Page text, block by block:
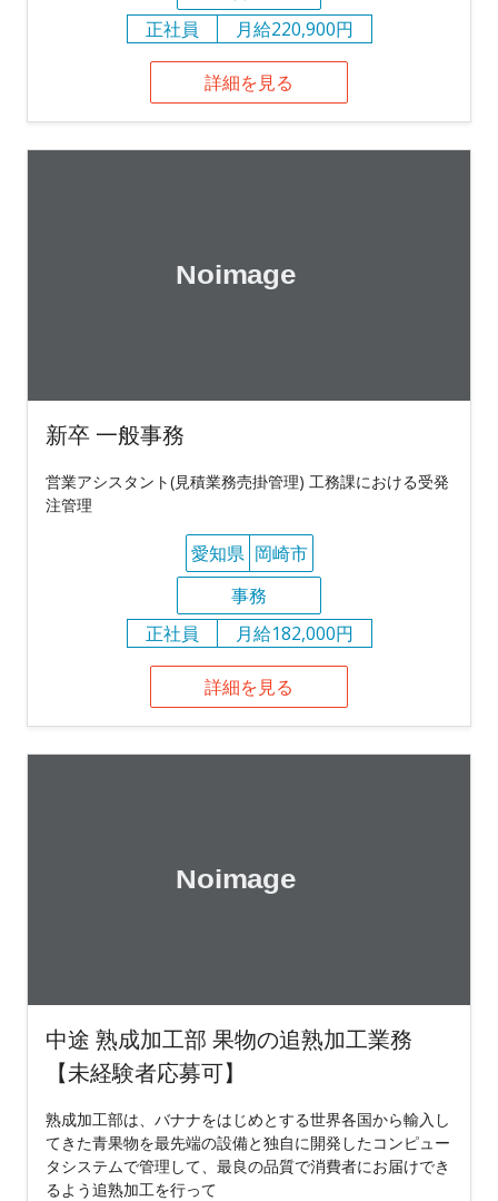
正社員
月給220,900円
詳細を見る
新卒 一般事務
営業アシスタント(見積業務売掛管理) 工務課における受発
注管理
愛知県 岡崎市
事務
正社員
月給182,000円
詳細を見る
中途 熟成加工部 果物の追熟加工業務
【未経験者応募可】
熟成加工部は、バナナをはじめとする世界各国から輸入し
てきた青果物を最先端の設備と独自に開発したコンピュー
タシステムで管理して、最良の品質で消費者にお届けでき
るよう追熟加工を行って